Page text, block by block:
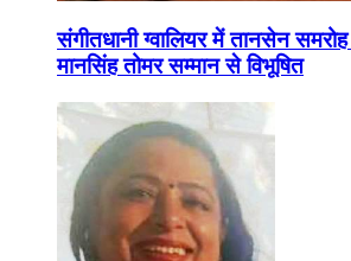
संगीतधानी ग्वालियर में तानसेन
मानसिंह तोमर सम्मान से विभूषित